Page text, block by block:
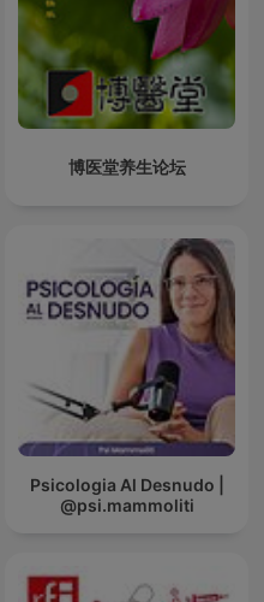
博医堂养生论坛
Psicologia Al Desnudo |
@psi.mammoliti